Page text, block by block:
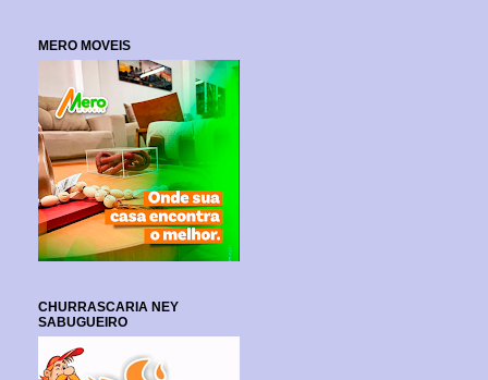
MERO MOVEIS
CHURRASCARIA NEY
SABUGUEIRO